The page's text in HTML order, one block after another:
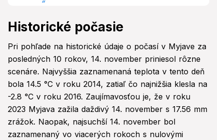
Historické počasie
Pri pohľade na historické údaje o počasí v Myjave za
posledných 10 rokov, 14. november priniesol rôzne
scenáre. Najvyššia zaznamenaná teplota v tento deň
bola 14.5 °C v roku 2014, zatiaľ čo najnižšia klesla na
-2.8 °C v roku 2016. Zaujímavosťou je, že v roku
2023 Myjava zažila daždivý 14. november s 17.56 mm
zrážok. Naopak, najsuchší 14. november bol
zaznamenaný vo viacerých rokoch s nulovými